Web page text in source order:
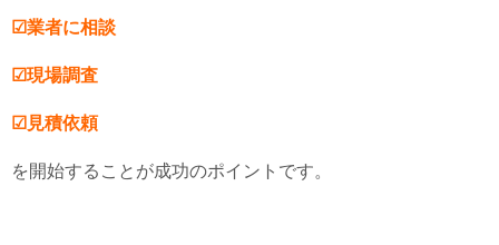
☑業者に相談
☑現場調査
☑見積依頼
を開始することが成功のポイントです。